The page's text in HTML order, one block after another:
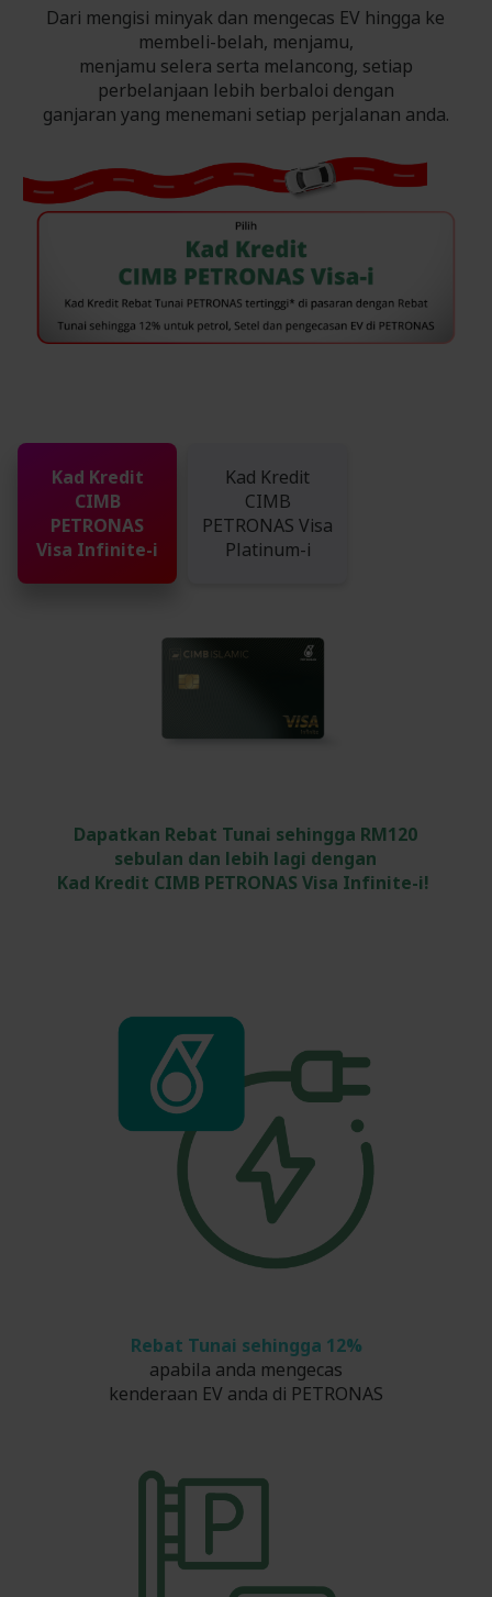
Dari mengisi minyak dan mengecas EV hingga ke
membeli-belah, menjamu,
menjamu selera serta melancong, setiap
perbelanjaan lebih berbaloi dengan
ganjaran yang menemani setiap perjalanan anda.
Kad Kredit
CIMB
PETRONAS
Visa Infinite-i
Kad Kredit
CIMB
PETRONAS Visa
Platinum-i
Dapatkan Rebat Tunai sehingga RM120
sebulan dan lebih lagi dengan
Kad Kredit CIMB PETRONAS Visa Infinite-i!
Rebat Tunai sehingga 12%
apabila anda mengecas
kenderaan EV anda di PETRONAS